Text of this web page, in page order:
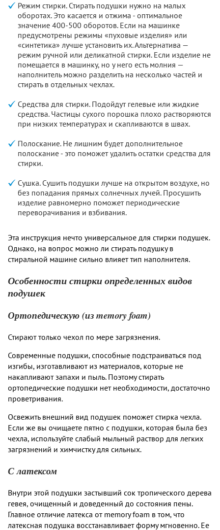
Режим стирки. Стирать подушки нужно на малых
оборотах. Это касается и отжима - оптимальное
значение 400-500 оборотов. Если на машинке
предусмотрены режимы «пуховые изделия» или
«синтетика» лучше установить их. Альтернатива —
режим ручной или деликатной стирки. Если изделие не
помещается в машинку, но у него есть молния —
наполнитель можно разделить на несколько частей и
стирать в отдельных чехлах.
Средства для стирки. Подойдут гелевые или жидкие
средства. Частицы сухого порошка плохо растворяются
при низких температурах и скапливаются в швах.
Полоскание. Не лишним будет дополнительное
полоскание - это поможет удалить остатки средства для
стирки.
Сушка. Сушить подушки лучше на открытом воздухе, но
без попадания прямых солнечных лучей. Просушить
изделие равномерно поможет периодические
переворачивания и взбивания.
Эта инструкция нечто универсальное для стирки подушек.
Однако, на вопрос можно ли стирать подушку в
стиральной машине сильно влияет тип наполнителя.
Особенности стирки определенных видов
подушек
Ортопедическую (из memory foam)
Стирают только чехол по мере загрязнения.
Современные подушки, способные подстраиваться под
изгибы, изготавливают из материалов, которые не
накапливают запахи и пыль. Поэтому стирать
ортопедические подушки нет необходимости, достаточно
проветривания.
Освежить внешний вид подушек поможет стирка чехла.
Если же вы очищаете пятно с подушки, которая была без
чехла, используйте слабый мыльный раствор для легких
загрязнений и химчистку для сильных.
С латексом
Внутри этой подушки застывший сок тропического дерева
гевея, очищенный и доведенный до состояния пены.
Главное отличие латекса от memory foam в том, что
латексная подушка восстанавливает форму мгновенно. Ее